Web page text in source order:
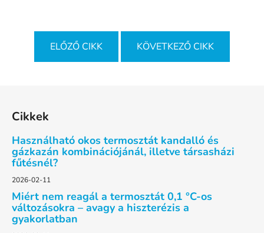
ELŐZŐ CIKK KÖVETKEZŐ CIKK
Cikkek
Használható okos termosztát kandalló és
gázkazán kombinációjánál, illetve társasházi
fűtésnél?
2026-02-11
Miért nem reagál a termosztát 0,1 °C-os
változásokra – avagy a hiszterézis a
gyakorlatban